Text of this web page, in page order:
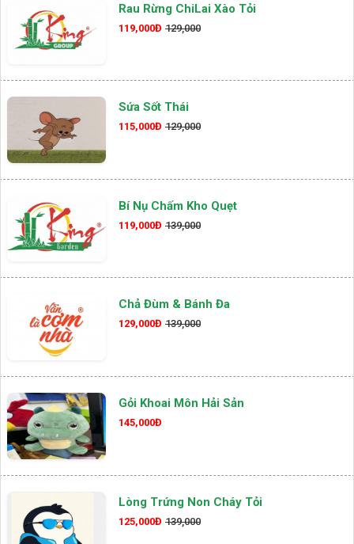
Rau Rừng ChiLai Xào Tỏi
119,000Đ 129,000
Sứa Sốt Thái
115,000Đ 129,000
Bí Nụ Chấm Kho Quẹt
119,000Đ 139,000
Chả Đùm & Bánh Đa
129,000Đ 139,000
Gỏi Khoai Môn Hải Sản
145,000Đ
Lòng Trứng Non Cháy Tỏi
125,000Đ 139,000